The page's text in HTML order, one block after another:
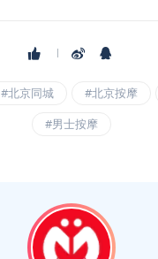
#北京同城 #北京按摩
#男士按摩